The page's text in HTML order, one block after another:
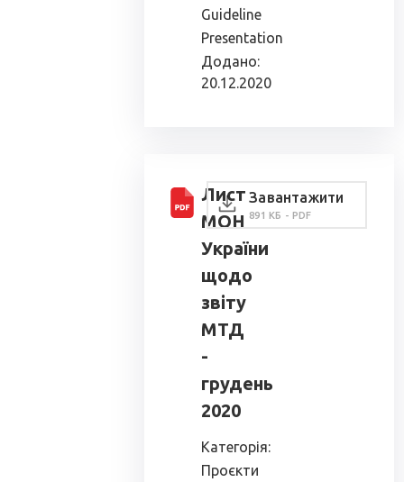
Guideline
Presentation
Додано:
20.12.2020
Лист
МОН
України
щодо
звіту
МТД
-
грудень
2020
Категорія:
Проєкти
Завантажити
891 КБ - PDF